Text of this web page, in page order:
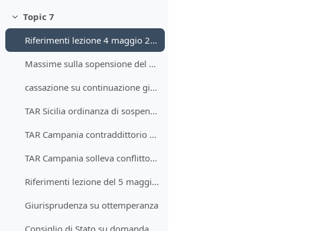
Minimizza
Topic 7
Riferimenti lezione 4 maggio 2021
Massime sulla sopensione del processo
cassazione su continuazione giudizio
TAR Sicilia ordinanza di sospensione
TAR Campania contraddittorio su conflitto negativo di giurisdizione
TAR Campania solleva conflitto negativo di giurisdizone
Riferimenti lezione del 5 maggio 2021
Giurisprudenza su ottemperanza